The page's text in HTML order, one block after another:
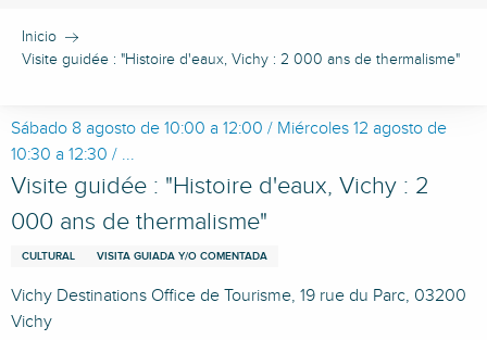
Inicio
Visite guidée : "Histoire d'eaux, Vichy : 2 000 ans de thermalisme"
Sábado 8 agosto de 10:00 a 12:00 / Miércoles 12 agosto de
10:30 a 12:30 / ...
Visite guidée : "Histoire d'eaux, Vichy : 2
000 ans de thermalisme"
CULTURAL VISITA GUIADA Y/O COMENTADA
Vichy Destinations Office de Tourisme, 19 rue du Parc, 03200
Vichy